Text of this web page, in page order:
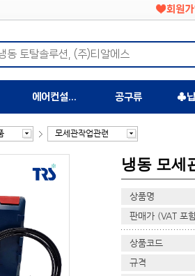
에어컨설치자재 공구류 ♣납
모세관작업관련
냉동 모세
상품명
판매가 (VAT 포
상품코드
규격